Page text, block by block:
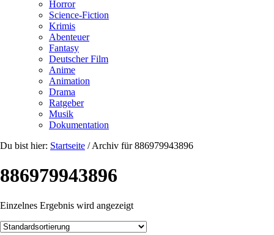
Horror
Science-Fiction
Krimis
Abenteuer
Fantasy
Deutscher Film
Anime
Animation
Drama
Ratgeber
Musik
Dokumentation
Du bist hier: Startseite /Archiv für 886979943896
886979943896
Einzelnes Ergebnis wird angezeigt